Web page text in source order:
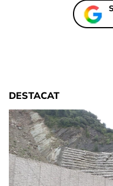
DESTACAT